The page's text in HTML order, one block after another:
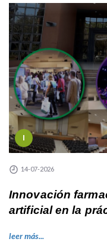
I
14-07-2026
Innovación
artificial en la
leer más...